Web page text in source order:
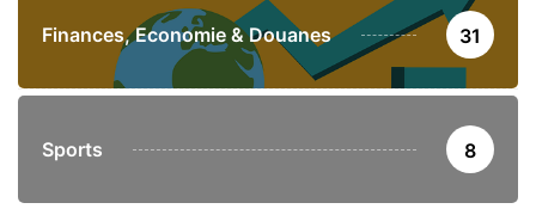
Finances, Economie & Douanes 31
Sports 8